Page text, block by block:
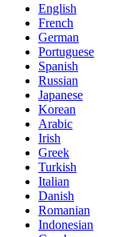
English
French
German
Portuguese
Spanish
Russian
Japanese
Korean
Arabic
Irish
Greek
Turkish
Italian
Danish
Romanian
Indonesian